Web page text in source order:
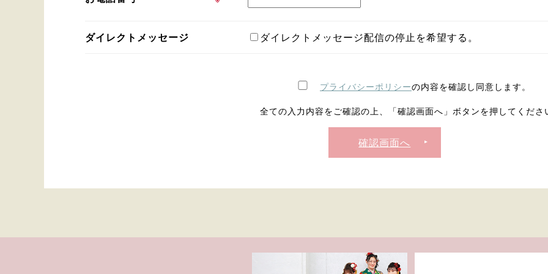
ダイレクトメッセージ ダイレクトメッセージ配信の停止を希望する。
プライバシーポリシーの内容を確認し同意します。
全ての入力内容をご確認の上、「確認画面へ」ボタンを押してくださ
確認画面へ ▲